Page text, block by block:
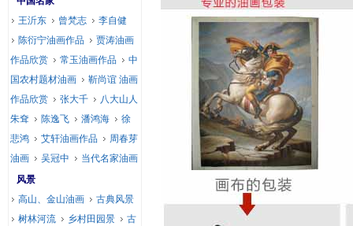
王沂东
曾梵志
李自健
陈衍宁油画作品
贾涛油画
作品欣赏
常玉油画作品
中
国农村题材油画
靳尚谊 油画
作品欣赏
张大千
八大山人
朱耷
陈逸飞 潘鸿海
徐
悲鸿
艾轩油画作品
周春芽
油画
吴冠中
当代名家油画
风景
高山、金山油画
古典风景
树林河流
乡村田园景
古